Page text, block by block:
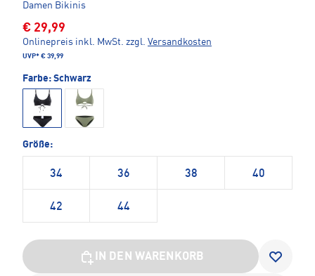
Damen Bikinis
€ 29,99
Onlinepreis inkl. MwSt. zzgl. Versandkosten
UVP* € 39,99
Farbe: Schwarz
Größe:
34 36 38 40
42 44
IN DEN WARENKORB